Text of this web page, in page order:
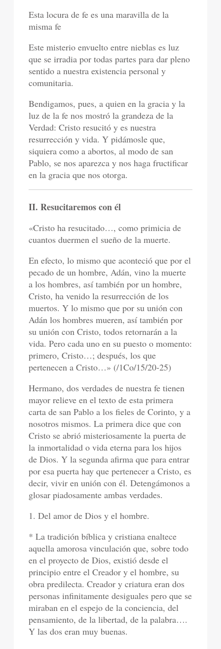
Esta locura de fe es una maravilla de la
misma fe
Este misterio envuelto entre nieblas es luz
que se irradia por todas partes para dar pleno
sentido a nuestra existencia personal y
comunitaria.
Bendigamos, pues, a quien en la gracia y la
luz de la fe nos mostró la grandeza de la
Verdad: Cristo resucitó y es nuestra
resurrección y vida. Y pidámosle que,
siquiera como a abortos, al modo de san
Pablo, se nos aparezca y nos haga fructificar
en la gracia que nos otorga.
II. Resucitaremos con él
«Cristo ha resucitado…, como primicia de
cuantos duermen el sueño de la muerte.
En efecto, lo mismo que aconteció que por el
pecado de un hombre, Adán, vino la muerte
a los hombres, así también por un hombre,
Cristo, ha venido la resurrección de los
muertos. Y lo mismo que por su unión con
Adán los hombres mueren, así también por
su unión con Cristo, todos retornarán a la
vida. Pero cada uno en su puesto o momento:
primero, Cristo…; después, los que
pertenecen a Cristo…» (/1Co/15/20-25)
Hermano, dos verdades de nuestra fe tienen
mayor relieve en el texto de esta primera
carta de san Pablo a los fieles de Corinto, y a
nosotros mismos. La primera dice que con
Cristo se abrió misteriosamente la puerta de
la inmortalidad o vida eterna para los hijos
de Dios. Y la segunda afirma que para entrar
por esa puerta hay que pertenecer a Cristo, es
decir, vivir en unión con él. Detengámonos a
glosar piadosamente ambas verdades.
1. Del amor de Dios y el hombre.
* La tradición bíblica y cristiana enaltece
aquella amorosa vinculación que, sobre todo
en el proyecto de Dios, existió desde el
principio entre el Creador y el hombre, su
obra predilecta. Creador y criatura eran dos
personas infinitamente desiguales pero que se
miraban en el espejo de la conciencia, del
pensamiento, de la libertad, de la palabra….
Y las dos eran muy buenas.